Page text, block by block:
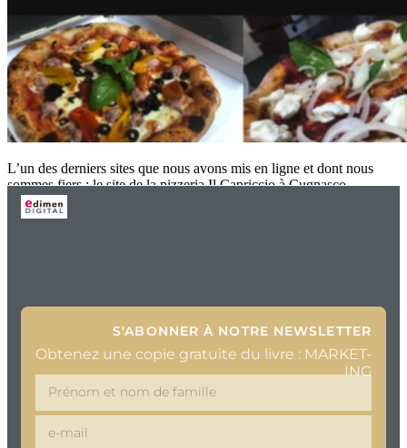
L’un des derniers sites que nous avons mis en ligne et dont nous
sommes fiers : le site de la pizzeria Il Capriccio à Cugnasco
S'ABONNER À NOTRE NEWSLETTER
Obtenez une copie gratuite du livre : MARKET-
ING